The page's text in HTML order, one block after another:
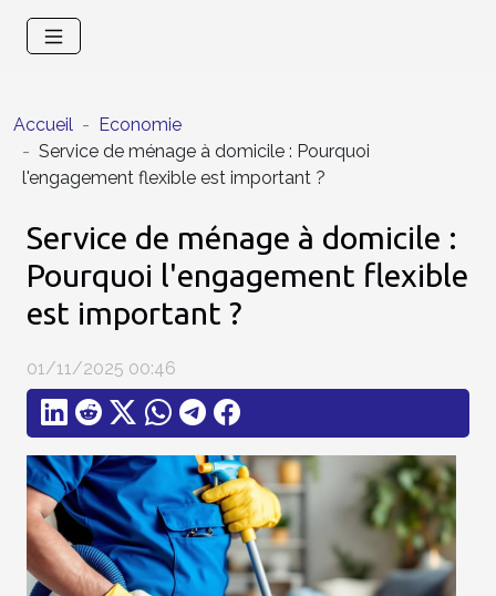
Accueil
Economie
Service de ménage à domicile : Pourquoi
l'engagement flexible est important ?
Service de ménage à domicile :
Pourquoi l'engagement flexible
est important ?
01/11/2025 00:46